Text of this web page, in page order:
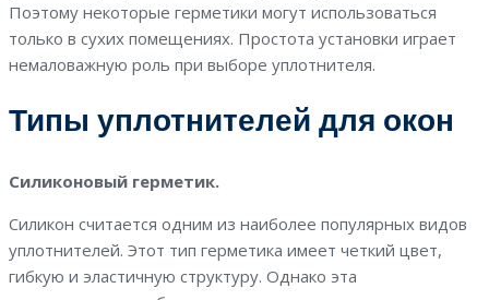
Поэтому некоторые герметики могут использоваться
только в сухих помещениях. Простота установки играет
немаловажную роль при выборе уплотнителя.
Типы уплотнителей для окон
Силиконовый герметик.
Силикон считается одним из наиболее популярных видов
уплотнителей. Этот тип герметика имеет четкий цвет,
гибкую и эластичную структуру. Однако эта